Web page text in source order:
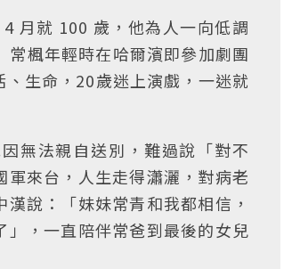
月就 100 歲，他為人一向低調
常楓年輕時在哈爾濱即參加劇團
生命，20歲迷上演戲，一迷就
無法親自送別，難過說「對不
來台，人生走得瀟灑，對病老
說：「妹妹常青和我都相信，
，一直陪伴常爸到最後的女兒